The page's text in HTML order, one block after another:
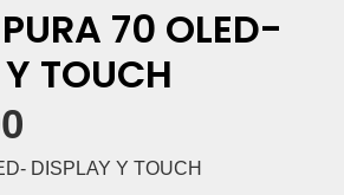
70 OLED-
TOUCH
DISPLAY Y TOUCH